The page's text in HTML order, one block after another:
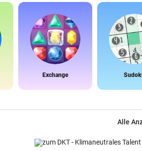
Exchange
Alle